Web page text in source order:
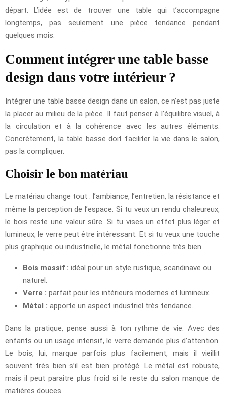
départ. L’idée est de trouver une table qui t’accompagne
longtemps, pas seulement une pièce tendance pendant
quelques mois.
Comment intégrer une table basse
design dans votre intérieur ?
Intégrer une table basse design dans un salon, ce n’est pas juste
la placer au milieu de la pièce. Il faut penser à l’équilibre visuel, à
la circulation et à la cohérence avec les autres éléments.
Concrètement, la table basse doit faciliter la vie dans le salon,
pas la compliquer.
Choisir le bon matériau
Le matériau change tout : l’ambiance, l’entretien, la résistance et
même la perception de l’espace. Si tu veux un rendu chaleureux,
le bois reste une valeur sûre. Si tu vises un effet plus léger et
lumineux, le verre peut être intéressant. Et si tu veux une touche
plus graphique ou industrielle, le métal fonctionne très bien.
Bois massif : idéal pour un style rustique, scandinave ou
naturel.
Verre : parfait pour les intérieurs modernes et lumineux.
Métal : apporte un aspect industriel très tendance.
Dans la pratique, pense aussi à ton rythme de vie. Avec des
enfants ou un usage intensif, le verre demande plus d’attention.
Le bois, lui, marque parfois plus facilement, mais il vieillit
souvent très bien s’il est bien protégé. Le métal est robuste,
mais il peut paraître plus froid si le reste du salon manque de
matières douces.